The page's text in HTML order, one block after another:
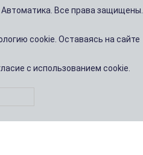
Все права защищены.
cookie. Оставаясь на сайте
с использованием cookie.